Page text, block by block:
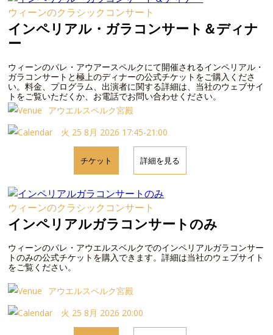
ウィーンのクラシックコンサート
インペリアル・ガラコンサート＆ディナ
ー
ウィーンのパレ・アウアースペルクにて開催されるインペリアル・
ガラコンサートと極上のディナーの公式チケットをご購入くださ
い。料金、プログラム、出演者に関する詳細は、当社のウェブサイ
トをご覧いただくか、お電話でお問い合わせください。
アウエルスペルク宮殿
火 25 8月 2026 17:45-21:00
チケット 詳細を見る
ウィーンのクラシックコンサート
インペリアルガラコンサートのみ
ウィーンのパレ・アウエルスベルクでのインペリアルガラコンサー
トのみの公式チケットを購入できます。詳細は当社のウェブサイト
をご覧ください。
アウエルスペルク宮殿
火 25 8月 2026 20:00